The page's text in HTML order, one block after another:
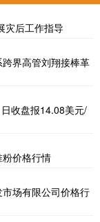
灾后工作指导
界高管刘翔接棒革
收盘报14.08美元/
价格行情
场有限公司价格行